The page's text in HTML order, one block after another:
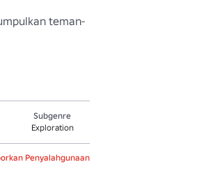
teman-
Subgenre
Exploration
Penyalahgunaan